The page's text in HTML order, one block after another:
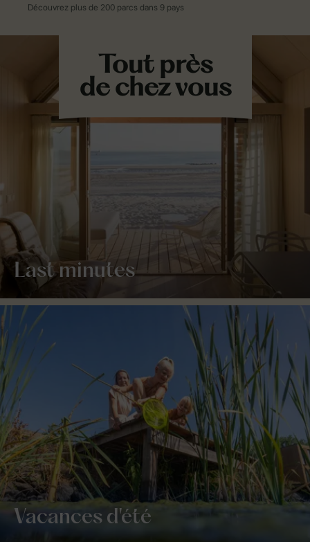
Last minutes
Vacances d'été